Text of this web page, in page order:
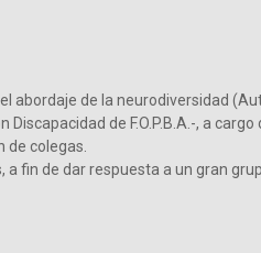
abordaje de la neurodiversidad
de F.O.P.B.A.-, a cargo
de colegas.
fin de dar respuesta a un gran